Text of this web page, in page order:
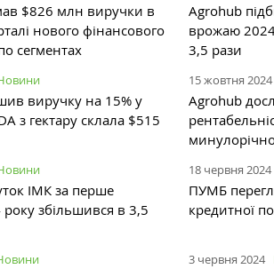
$826 млн виручки в
нового фінансового
сегментах
Agrohub
врожаю
3,5 рази
виручку на 15% у
з гектару склала $515
15 жовтня 2024
Agrohub
ІМК за перше
року збільшився в 3,5
18 червня 2024
ПУМБ
кредитної
3 червня 2024